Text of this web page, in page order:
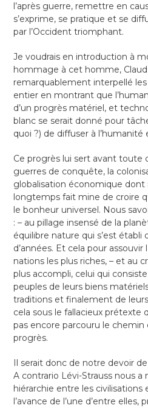
l’après guerre, remettre en
s’exprime, se pratique et se
par l’Occident triomphant.
Je voudrais en introduction à
hommage à cet homme,
remarquablement interpellé
entier en montrant que
d’un progrès matériel, et
blanc se serait donné pour
quoi ?) de diffuser à l’humanité
Ce progrès lui sert avant toute
guerres de conquête, la
globalisation économique dont
longtemps fait mine de croire
le bonheur universel. Nous
: – au pillage insensé de la
équilibre nature qui s’est établi
d’années. Et cela pour
nations les plus riches, – et au
plus accompli, celui qui
peuples de leurs biens
traditions et finalement de
cela sous le fallacieux prétexte
pas encore parcouru le
progrès.
Il serait donc de notre devoir
A contrario Lévi-Strauss nous a
hiérarchie entre les
l’avance de l’une d’entre